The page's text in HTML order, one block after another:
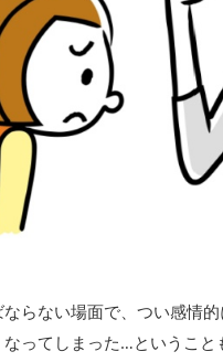
らない場面で、つい感情
ってしまった…ということ